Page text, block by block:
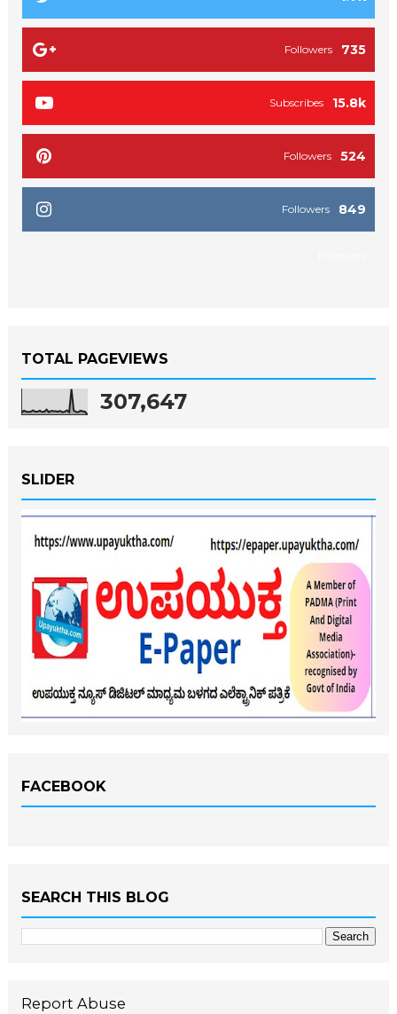
735
Followers
15.8k
Subscribes
524
Followers
849
Followers
TOTAL PAGEVIEWS
307,647
SLIDER
FACEBOOK
SEARCH THIS BLOG
Report Abuse